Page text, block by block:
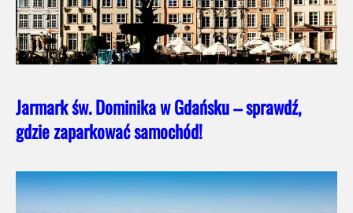
Jarmark św. Dominika w Gdańsku – sprawdź,
gdzie zaparkować samochód!